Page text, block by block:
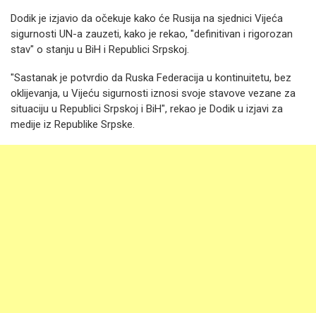
Dodik je izjavio da očekuje kako će Rusija na sjednici Vijeća
sigurnosti UN-a zauzeti, kako je rekao, "definitivan i rigorozan
stav" o stanju u BiH i Republici Srpskoj.
"Sastanak je potvrdio da Ruska Federacija u kontinuitetu, bez
oklijevanja, u Vijeću sigurnosti iznosi svoje stavove vezane za
situaciju u Republici Srpskoj i BiH", rekao je Dodik u izjavi za
medije iz Republike Srpske.